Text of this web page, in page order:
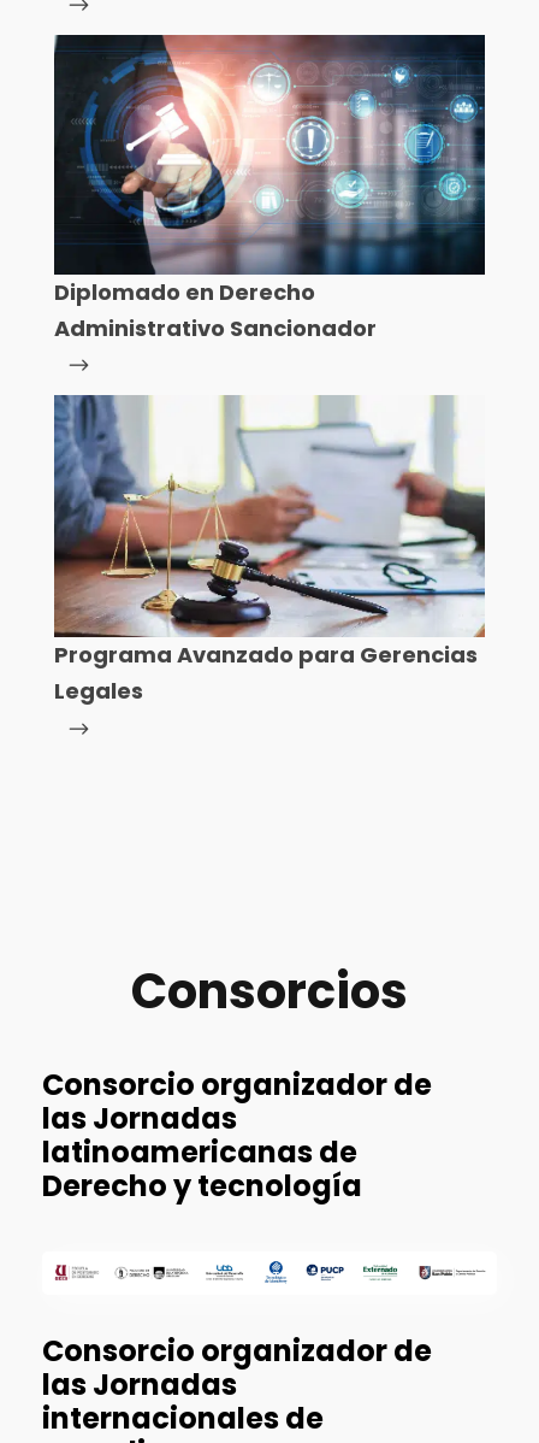
Diplomado en Derecho
Administrativo Sancionador
Programa Avanzado para Gerencias
Legales
Consorcios
Consorcio organizador de
las Jornadas
latinoamericanas de
Derecho y tecnología
Consorcio organizador de
las Jornadas
internacionales de